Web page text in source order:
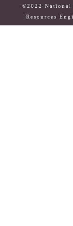
©2022 National
Resources